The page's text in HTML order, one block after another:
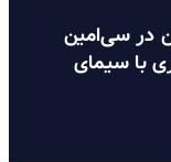
در سی‌امین
با سیمای